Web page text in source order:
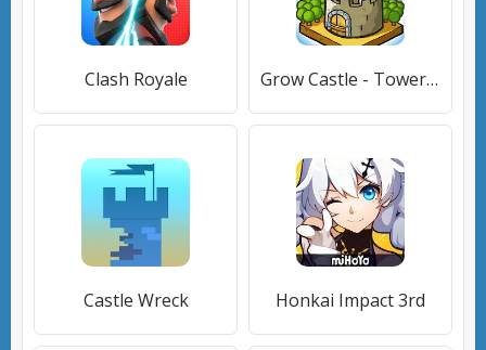
Clash Royale Grow Castle - Tower Defense
Castle Wreck Honkai Impact 3rd